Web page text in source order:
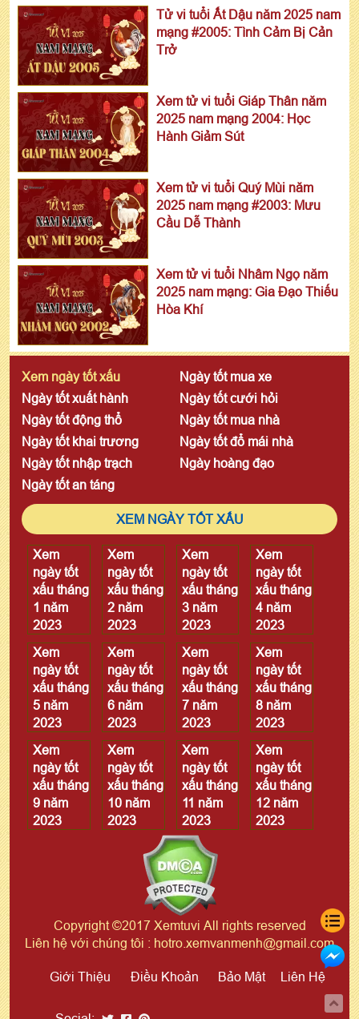
Tử vi tuổi Ất Dậu năm 2025 nam
mạng #2005: Tình Cảm Bị Cản
Trở
Xem tử vi tuổi Giáp Thân năm
2025 nam mạng 2004: Học
Hành Giảm Sút
Xem tử vi tuổi Quý Mùi năm
2025 nam mạng #2003: Mưu
Cầu Dễ Thành
Xem tử vi tuổi Nhâm Ngọ năm
2025 nam mạng: Gia Đạo Thiếu
Hòa Khí
Xem ngày tốt xấu
Ngày tốt mua xe
Ngày tốt xuất hành
Ngày tốt cưới hỏi
Ngày tốt động thổ
Ngày tốt mua nhà
Ngày tốt khai trương
Ngày tốt đổ mái nhà
Ngày tốt nhập trạch
Ngày hoàng đạo
Ngày tốt an táng
XEM NGÀY TỐT XẤU
Xem
ngày tốt
xấu tháng
1 năm
2023
Xem
ngày tốt
xấu tháng
2 năm
2023
Xem
ngày tốt
xấu tháng
3 năm
2023
Xem
ngày tốt
xấu tháng
4 năm
2023
Xem
ngày tốt
xấu tháng
5 năm
2023
Xem
ngày tốt
xấu tháng
6 năm
2023
Xem
ngày tốt
xấu tháng
7 năm
2023
Xem
ngày tốt
xấu tháng
8 năm
2023
Xem
ngày tốt
xấu tháng
9 năm
2023
Xem
ngày tốt
xấu tháng
10 năm
2023
Xem
ngày tốt
xấu tháng
11 năm
2023
Xem
ngày tốt
xấu tháng
12 năm
2023
Copyright ©2017 Xemtuvi All rights reserved
Liên hệ với chúng tôi : hotro.xemvanmenh@gmail.com
Giới Thiệu Điều Khoản Bảo Mật Liên Hệ